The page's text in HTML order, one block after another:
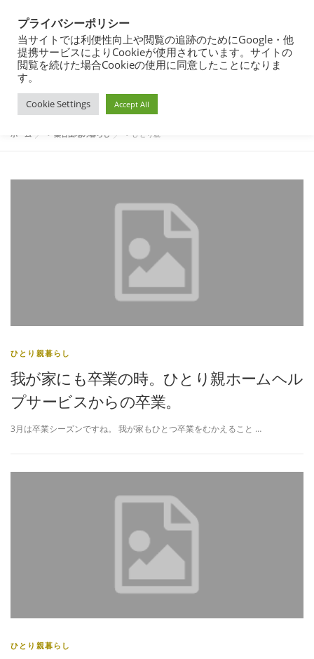
都営住宅・団地暮らしブログ
東京都内の昭和40年代築の団地で暮らす
団地暮らし
タグ:
ホーム > 築古団地の暮らし > ひとり親
ひとり親暮らし
我が家にも卒業の時。ひとり親ホームヘル
プサービスからの卒業。
3月は卒業シーズンですね。 我が家もひとつ卒業をむかえること …
ひとり親暮らし
プライバシーポリシー
当サイトでは利便性向上や閲覧の追跡のためにGoogle・他
提携サービスによりCookieが使用されています。サイトの
閲覧を続けた場合Cookieの使用に同意したことになりま
す。
Cookie Settings Accept All